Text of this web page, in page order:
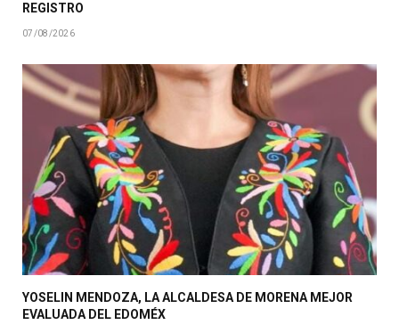
REGISTRO
07/08/2026
YOSELIN MENDOZA, LA ALCALDESA DE MORENA MEJOR
EVALUADA DEL EDOMÉX